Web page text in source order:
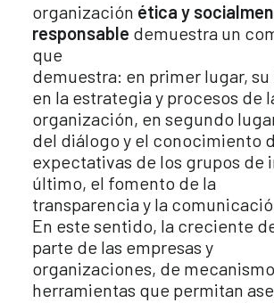
organización ética y
responsable demuestra un
que
demuestra: en primer lugar,
en la estrategia y procesos de
organización, en segundo
del diálogo y el conocimiento
expectativas de los grupos de
último, el fomento de la
transparencia y la
En este sentido, la creciente
parte de las empresas y
organizaciones, de
herramientas que permitan